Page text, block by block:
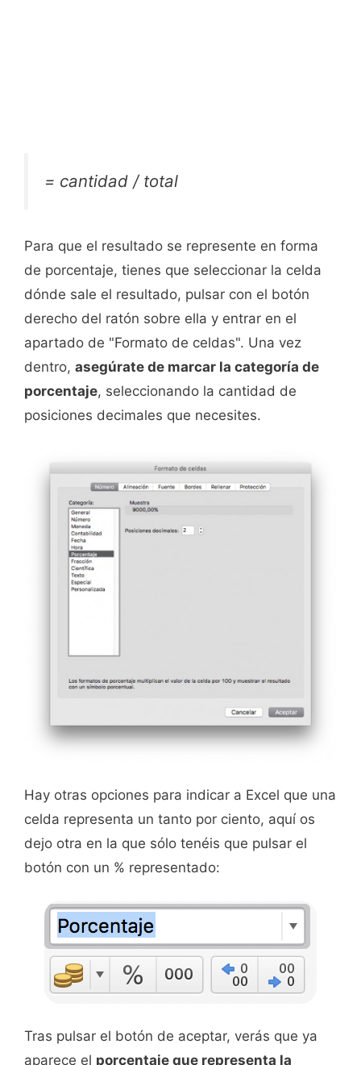
= cantidad / total
Para que el resultado se represente en forma
de porcentaje, tienes que seleccionar la celda
dónde sale el resultado, pulsar con el botón
derecho del ratón sobre ella y entrar en el
apartado de "Formato de celdas". Una vez
dentro, asegúrate de marcar la categoría de
porcentaje, seleccionando la cantidad de
posiciones decimales que necesites.
Hay otras opciones para indicar a Excel que una
celda representa un tanto por ciento, aquí os
dejo otra en la que sólo tenéis que pulsar el
botón con un % representado:
Tras pulsar el botón de aceptar, verás que ya
aparece el porcentaje que representa la